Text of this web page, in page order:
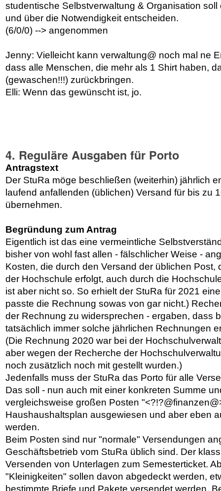
studentische Selbstverwaltung & Organisation
und über die Notwendigkeit entscheiden.
(6/0/0) --> angenommen
Jenny: Vielleicht kann verwaltung@ noch mal ne
dass alle Menschen, die mehr als 1 Shirt haben,
(gewaschen!!!) zurückbringen.
Elli: Wenn das gewünscht ist, jo.
4. Reguläre Ausgaben für Porto
Antragstext
Der StuRa möge beschließen (weiterhin) jährlich
laufend anfallenden (üblichen) Versand für bis zu
übernehmen.
Begründung zum Antrag
Eigentlich ist das eine vermeintliche
bisher von wohl fast allen - fälschlicher Weise -
Kosten, die durch den Versand der üblichen Post,
der Hochschule erfolgt, auch durch die
ist aber nicht so. So erhielt der StuRa für 2021
passte die Rechnung sowas von gar nicht.)
der Rechnung zu widersprechen - ergaben, dass
tatsächlich immer solche jährlichen Rechnungen
(Die Rechnung 2020 war bei der
aber wegen der Recherche der
noch zusätzlich noch mit gestellt wurden.)
Jedenfalls muss der StuRa das Porto für alle
Das soll - nun auch mit einer konkreten Summe
vergleichsweise großen Posten
Haushaushaltsplan ausgewiesen und aber eben
werden.
Beim Posten sind nur "normale" Versendungen
Geschäftsbetrieb vom StuRa üblich sind. Der
Versenden von Unterlagen zum Semesterticket.
"Kleinigkeiten" sollen davon abgedeckt werden,
bestimmte Briefe und Pakete versendet werden.